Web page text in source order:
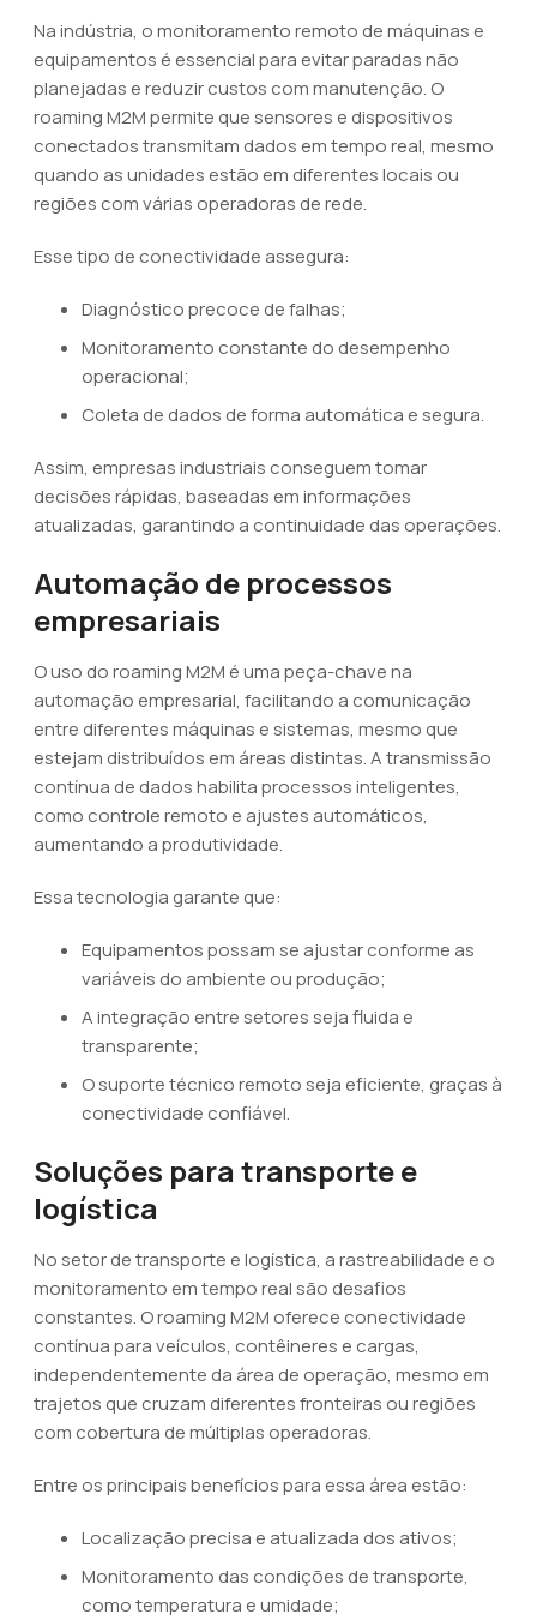
Na indústria, o monitoramento remoto de máquinas e
equipamentos é essencial para evitar paradas não
planejadas e reduzir custos com manutenção. O
roaming M2M permite que sensores e dispositivos
conectados transmitam dados em tempo real, mesmo
quando as unidades estão em diferentes locais ou
regiões com várias operadoras de rede.
Esse tipo de conectividade assegura:
Diagnóstico precoce de falhas;
Monitoramento constante do desempenho
operacional;
Coleta de dados de forma automática e segura.
Assim, empresas industriais conseguem tomar
decisões rápidas, baseadas em informações
atualizadas, garantindo a continuidade das operações.
Automação de processos
empresariais
O uso do roaming M2M é uma peça-chave na
automação empresarial, facilitando a comunicação
entre diferentes máquinas e sistemas, mesmo que
estejam distribuídos em áreas distintas. A transmissão
contínua de dados habilita processos inteligentes,
como controle remoto e ajustes automáticos,
aumentando a produtividade.
Essa tecnologia garante que:
Equipamentos possam se ajustar conforme as
variáveis do ambiente ou produção;
A integração entre setores seja fluida e
transparente;
O suporte técnico remoto seja eficiente, graças à
conectividade confiável.
Soluções para transporte e
logística
No setor de transporte e logística, a rastreabilidade e o
monitoramento em tempo real são desafios
constantes. O roaming M2M oferece conectividade
contínua para veículos, contêineres e cargas,
independentemente da área de operação, mesmo em
trajetos que cruzam diferentes fronteiras ou regiões
com cobertura de múltiplas operadoras.
Entre os principais benefícios para essa área estão:
Localização precisa e atualizada dos ativos;
Monitoramento das condições de transporte,
como temperatura e umidade;